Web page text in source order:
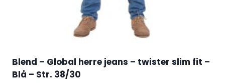
Blend – Global herre jeans – twister slim fit –
Blå – Str. 38/30